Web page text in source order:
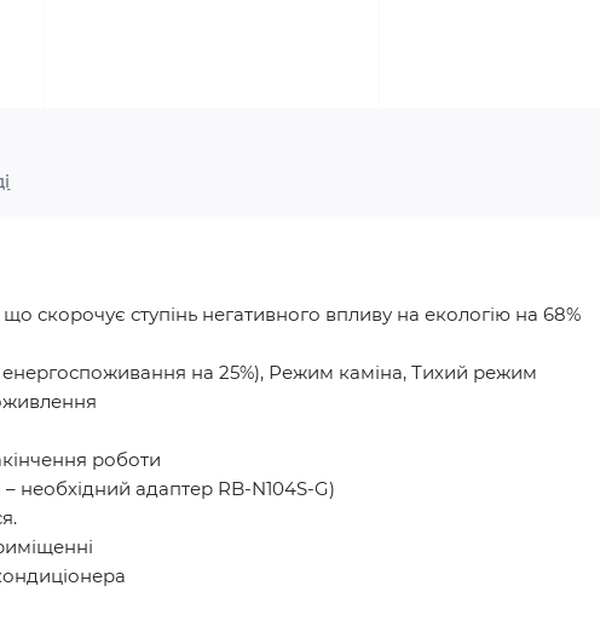
скорочує ступінь негативного впливу на екологію на 68%
на 25%), Режим каміна, Тихий режим
роботи
необхідний адаптер RB-N104S-G)